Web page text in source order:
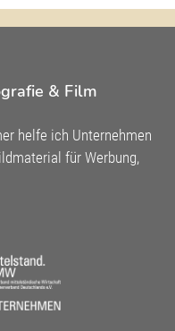
& Film
helfe ich Unternehmen
für Werbung,